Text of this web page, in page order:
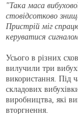
"Така маса
стовідсотково
Пристрій міг
керуватися
Усього в різних
вилучили три
використання. Під
складових
виробництва, які
вторгнення.